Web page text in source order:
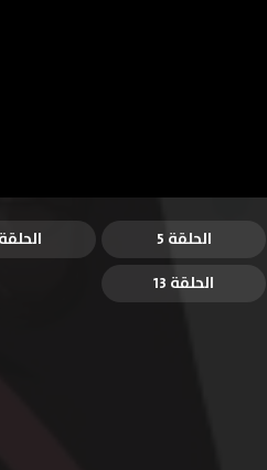
الحلقة 5 الحلقة 6
الحلقة 13